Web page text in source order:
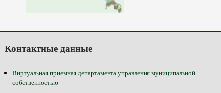
Контактные данные
Виртуальная приемная департамента управления муниципальной
собственностью